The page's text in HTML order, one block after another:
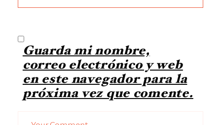
Guarda mi nombre,
correo electrónico y web
en este navegador para la
próxima vez que comente.